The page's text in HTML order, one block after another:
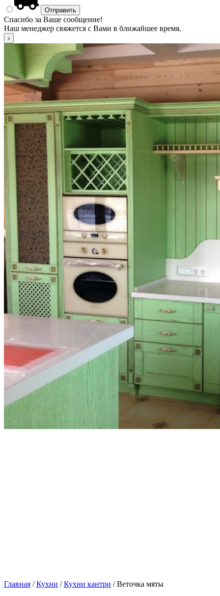
Спасибо за Ваше сообщение!
Наш менеджер свяжется с Вами в ближайшее время.
Главная /Кухни /Кухни кантри / Веточка мяты